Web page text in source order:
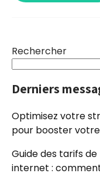
Rechercher
Derniers
Optimisez votre
pour booster
Guide des tarifs
internet :